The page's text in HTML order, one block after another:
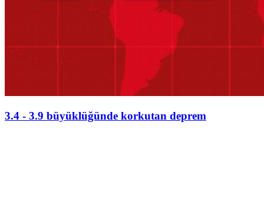
3.4 - 3.9 büyüklüğünde korkutan deprem